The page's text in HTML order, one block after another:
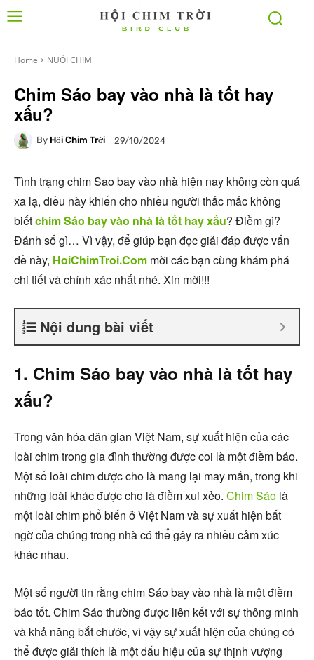
Home NUÔI CHIM
Chim Sáo bay vào nhà là tốt hay
xấu?
By Hội Chim Trời 29/10/2024
Tình trạng chim Sao bay vào nhà hiện nay không còn quá
xa lạ, điều này khiến cho nhiều người thắc mắc không
biếtchim Sáo bay vào nhà là tốt hay xấu? Điềm gì?
Đánh số gì… Vì vậy, để giúp bạn đọc giải đáp được vấn
đề này, HoiChimTroi.Com mời các bạn cùng khám phá
chi tiết và chính xác nhất nhé. Xin mời!!!
Nội dung bài viết
1. Chim Sáo bay vào nhà là tốt hay
xấu?
Trong văn hóa dân gian Việt Nam, sự xuất hiện của các
loài chim trong gia đình thường được coi là một điềm báo.
Một số loài chim được cho là mang lại may mắn, trong khi
những loài khác được cho là điềm xui xẻo. Chim Sáo là
một loài chim phổ biến ở Việt Nam và sự xuất hiện bất
ngờ của chúng trong nhà có thể gây ra nhiều cảm xúc
khác nhau.
Một số người tin rằng chim Sáo bay vào nhà là một điềm
báo tốt. Chim Sáo thường được liên kết với sự thông minh
và khả năng bắt chước, vì vậy sự xuất hiện của chúng có
thể được giải thích là một dấu hiệu của sự thịnh vượng